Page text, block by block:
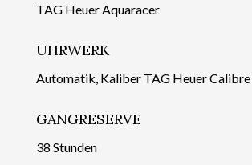
TAG Heuer Aquaracer
UHRWERK
Automatik, Kaliber TAG Heuer
GANGRESERVE
38 Stunden